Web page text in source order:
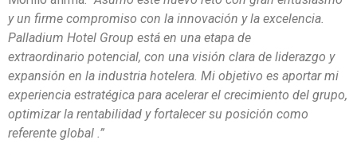
y un firme compromiso con la innovación y la excelencia.
Palladium Hotel Group está en una etapa de
extraordinario potencial, con una visión clara de liderazgo y
expansión en la industria hotelera. Mi objetivo es aportar mi
experiencia estratégica para acelerar el crecimiento del grupo,
optimizar la rentabilidad y fortalecer su posición como
referente global .”